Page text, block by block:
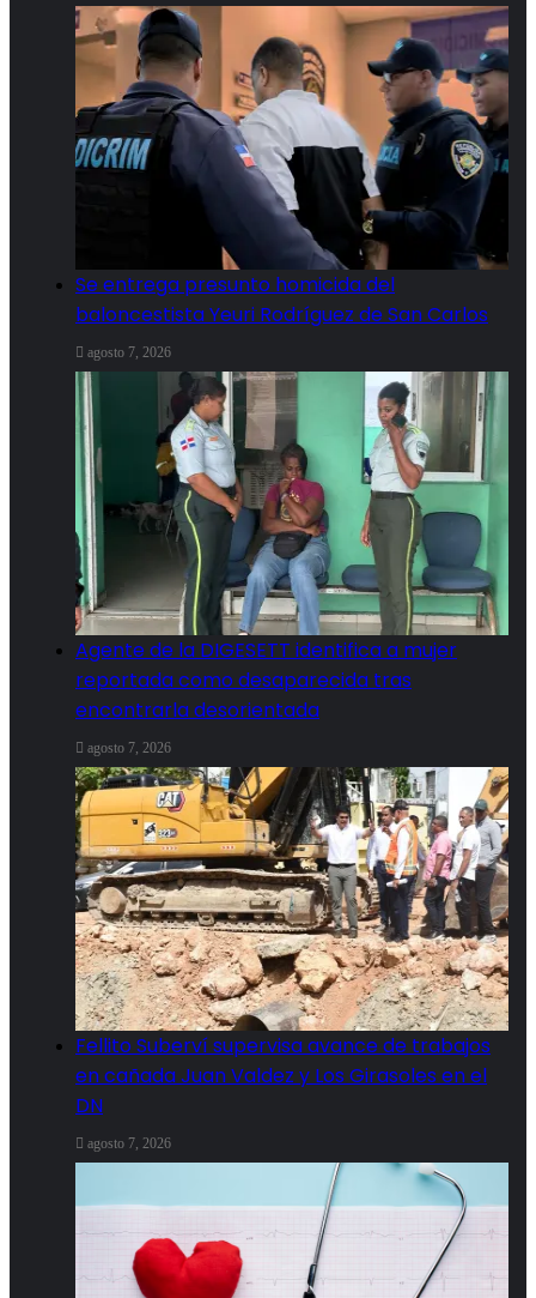
Se entrega presunto homicida del
baloncestista Yeuri Rodríguez de San Carlos
agosto 7, 2026
Agente de la DIGESETT identifica a mujer
reportada como desaparecida tras
encontrarla desorientada
agosto 7, 2026
Fellito Suberví supervisa avance de trabajos
en cañada Juan Valdez y Los Girasoles en el
DN
agosto 7, 2026